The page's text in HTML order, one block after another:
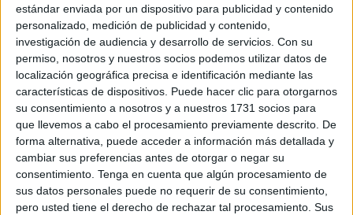
estándar enviada por un dispositivo para publicidad y contenido
personalizado, medición de publicidad y contenido,
investigación de audiencia y desarrollo de servicios. Con su
permiso, nosotros y nuestros socios podemos utilizar datos de
localización geográfica precisa e identificación mediante las
características de dispositivos. Puede hacer clic para otorgarnos
su consentimiento a nosotros y a nuestros 1731 socios para
que llevemos a cabo el procesamiento previamente descrito. De
forma alternativa, puede acceder a información más detallada y
cambiar sus preferencias antes de otorgar o negar su
consentimiento. Tenga en cuenta que algún procesamiento de
sus datos personales puede no requerir de su consentimiento,
pero usted tiene el derecho de rechazar tal procesamiento. Sus